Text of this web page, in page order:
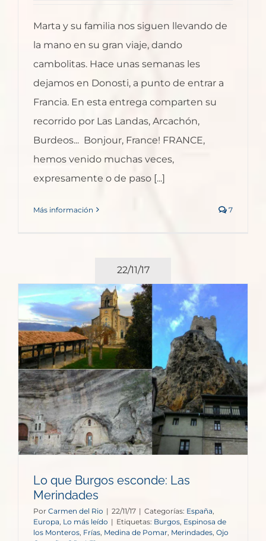
Marta y su familia nos siguen llevando de
la mano en su gran viaje, dando
cambolitas. Hace unas semanas les
dejamos en Donosti, a punto de entrar a
Francia. En esta entrega comparten su
recorrido por Las Landas, Arcachón,
Burdeos... Bonjour, France! FRANCE,
hemos venido muchas veces,
expresamente o de paso [...]
Más información 7
22/11/17
Lo que Burgos esconde: Las
Merindades
Por Carmen del Rio | 22/11/17 | Categorías: España,
Europa Lo más leído | Etiquetas: Burgos Espinosa de
los Monteros Frías Medina de Pomar Merindades Ojo